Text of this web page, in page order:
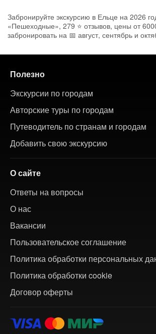
Забронируйте экскурсию в Ельце на 2026
«Пешеходные», 279 ⭐ отзывов, цены от
забронировать на 📅 август, сентябрь и
Полезно
Экскурсии по городам
Авторские туры по городам
Путеводитель по странам и городам
Добавить свою экскурсию
О сайте
Ответы на вопросы
О нас
Вакансии
Пользовательское соглашение
Политика обработки персональных
Политика обработки cookie
Договор оферты